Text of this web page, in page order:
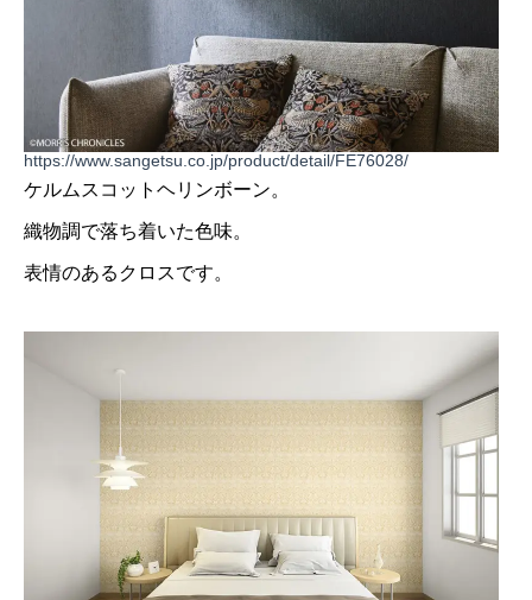
https://www.sangetsu.co.jp/product/detail/FE76028/
ケルムスコットヘリンボーン。
織物調で落ち着いた色味。
表情のあるクロスです。